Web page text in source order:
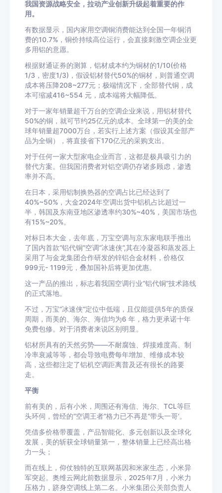
我国资源战略安全，拉动产业创新升级起着重要的作
用。
有数据显示，国内家用空调铜消费能达到全国一年铜消
费的10.7%，铜价持续高位运行，会直接刺激空调企业更
多用铝的意愿。
根据财通证券的测算，铝材成本约为铜材的1/10(价格
1/3，密度1/3)，假设铝材替代50%的铜材，则普通空调
成本将压降208~277元；极端情况下，全部替代铜，成
本可缩减416~554 元，成本端将大幅降低。
对于一家年销量超千万台的空调企业来说，用铝材替代
50%的铜，就可节约25亿元的成本。全球第一的美的全
球年销量超7000万台，若实行上述方案（假设其全部产
品为全铜），将直接省下170亿元的采购支出。
对于任何一家大型家电企业而言，这都是极具吸引力的
替代方案。但我国消费者对铝空调仍存诸多顾虑，渗透
率并不高。
在日本，采用铝制换热器的空调占比已经达到了
40%~50%，大金2024年空调出货中铝机占比超过一
半，韩国及东南亚地区渗透率约30%~40%，美国市场也
有15%~20%。
对标日本大金，去年底，万宝空调与京东家电联手推出
了国内首款“铝代铜”空调“冰速侠”,其在冷凝器和蒸发器上
采用了与金龙集团合作研发的锌铝合金材料，价格仅
999元- 1199元，叠加国补后将更加优惠。
这一产品的推出，标志着我国空调行业“铝代铜”技术路线
的正式落地。
不过，万宝“冰速侠”定位中低端，且仅能提供5年的质保
周期，而美的、海尔、海信均为6 年，格力更承诺十年
免费包修。对于消费者来说区别明显。
铝材所具有的天然劣势——不耐腐蚀、焊接难度高、制
冷率衰减等等，都会导致电费每年增加、维修成本较
高，这些都注定了铝机空调距离普及还有很长的路要
走。
平衡
前有美的，后有小米，周围还有海信、海尔、TCL等巨
头环伺，曾经的“空调王者”格力已不再是“带头一哥‘。
凭借多价格带覆盖，产品智能化、多元创新以及全球化
发展，美的斩获全球销量第一，整体销量上已经高出格
力一头；
而在线上，仰仗独特的互联网基因和米家生态，小米异
军突起。奥维云网此前数据显示，2025年7月，小米力
压格力，跻身空调线上第二名。小米集团公关部负责人